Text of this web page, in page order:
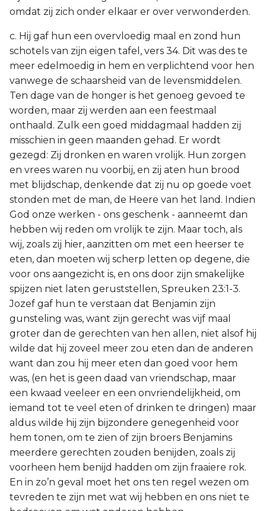
omdat zij zich onder elkaar er over verwonderden.
c. Hij gaf hun een overvloedig maal en zond hun
schotels van zijn eigen tafel, vers 34. Dit was des te
meer edelmoedig in hem en verplichtend voor hen
vanwege de schaarsheid van de levensmiddelen.
Ten dage van de honger is het genoeg gevoed te
worden, maar zij werden aan een feestmaal
onthaald. Zulk een goed middagmaal hadden zij
misschien in geen maanden gehad. Er wordt
gezegd: Zij dronken en waren vrolijk. Hun zorgen
en vrees waren nu voorbij, en zij aten hun brood
met blijdschap, denkende dat zij nu op goede voet
stonden met de man, de Heere van het land. Indien
God onze werken - ons geschenk - aanneemt dan
hebben wij reden om vrolijk te zijn. Maar toch, als
wij, zoals zij hier, aanzitten om met een heerser te
eten, dan moeten wij scherp letten op degene, die
voor ons aangezicht is, en ons door zijn smakelijke
spijzen niet laten geruststellen, Spreuken 23:1-3.
Jozef gaf hun te verstaan dat Benjamin zijn
gunsteling was, want zijn gerecht was vijf maal
groter dan de gerechten van hen allen, niet alsof hij
wilde dat hij zoveel meer zou eten dan de anderen
want dan zou hij meer eten dan goed voor hem
was, (en het is geen daad van vriendschap, maar
een kwaad veeleer en een onvriendelijkheid, om
iemand tot te veel eten of drinken te dringen) maar
aldus wilde hij zijn bijzondere genegenheid voor
hem tonen, om te zien of zijn broers Benjamins
meerdere gerechten zouden benijden, zoals zij
voorheen hem benijd hadden om zijn fraaiere rok.
En in zo’n geval moet het ons ten regel wezen om
tevreden te zijn met wat wij hebben en ons niet te